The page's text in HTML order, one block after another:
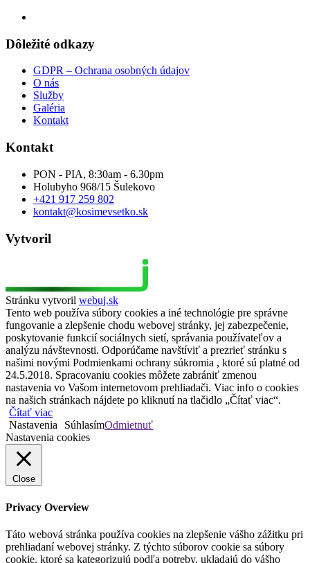
Dôležité odkazy
GDPR – Ochrana osobných údajov
O nás
Služby
Galéria
Kontakt
Kontakt
PON - PIA, 8:30am - 6.30pm
Holubyho 968/15 Šulekovo
+421 917 259 802
kontakt@kosimevsetko.sk
Vytvoril
Stránku vytvoril webuj.sk
Tento web používa súbory cookies a iné technológie pre správne
fungovanie a zlepšenie chodu webovej stránky, jej zabezpečenie,
poskytovanie funkcií sociálnych sietí, správania používateľov a
analýzu návštevnosti. Odporúčame navštíviť a prezrieť stránku s
našimi novými Podmienkami ochrany súkromia , ktoré sú platné od
24.5.2018. Spracovaniu cookies môžete zabrániť zmenou
nastavenia vo Vašom internetovom prehliadači. Viac info o cookies
na našich stránkach nájdete po kliknutí na tlačidlo „Čítať viac“.
Čítať viac
Nastavenia
SúhlasímOdmietnuť
Nastavenia cookies
Close
Privacy Overview
Táto webová stránka používa cookies na zlepšenie vášho zážitku pri
prehliadaní webovej stránky. Z týchto súborov cookie sa súbory
cookie, ktoré sa kategorizujú podľa potreby, ukladajú do vášho